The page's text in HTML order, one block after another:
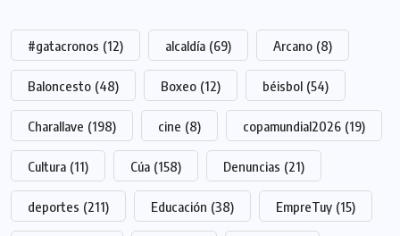
#gatacronos (12) alcaldía (69) Arcano (8)
Baloncesto (48) Boxeo (12) béisbol (54)
Charallave (198) cine (8) copamundial2026 (19)
Cultura (11) Cúa (158) Denuncias (21)
deportes (211) Educación (38) EmpreTuy (15)